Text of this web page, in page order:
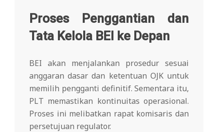
Proses Penggantian dan
Tata Kelola BEI ke Depan
BEI akan menjalankan prosedur sesuai
anggaran dasar dan ketentuan OJK untuk
memilih pengganti definitif. Sementara itu,
PLT memastikan kontinuitas operasional.
Proses ini melibatkan rapat komisaris dan
persetujuan regulator.